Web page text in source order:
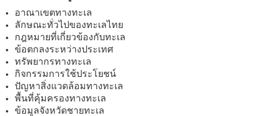
อาณาเขตทางทะเล
ลักษณะทั่วไปของทะเลไทย
กฎหมายที่เกี่ยวข้องกับทะเล
ข้อตกลงระหว่างประเทศ
ทรัพยากรทางทะเล
กิจกรรมการใช้ประโยชน์
ปัญหาสิ่งแวดล้อมทางทะเล
พื้นที่คุ้มครองทางทะเล
ข้อมูลจังหวัดชายทะเล